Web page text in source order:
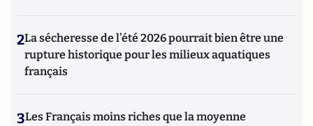
2La sécheresse de l’été 2026 pourrait bien être une
rupture historique pour les milieux aquatiques
français
3Les Français moins riches que la moyenne